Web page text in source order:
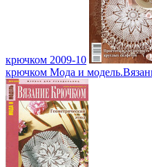
крючком 2009-10
крючком Мода и